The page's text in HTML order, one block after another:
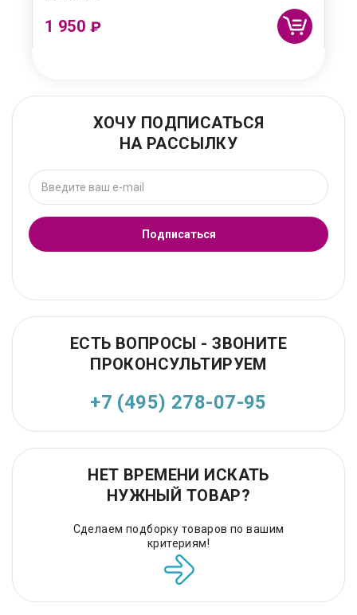
1 950 ₽
ХОЧУ ПОДПИСАТЬСЯ
НА РАССЫЛКУ
Подписаться
ЕСТЬ ВОПРОСЫ - ЗВОНИТЕ
ПРОКОНСУЛЬТИРУЕМ
+7 (495) 278-07-95
НЕТ ВРЕМЕНИ ИСКАТЬ
НУЖНЫЙ ТОВАР?
Сделаем подборку товаров по вашим
критериям!